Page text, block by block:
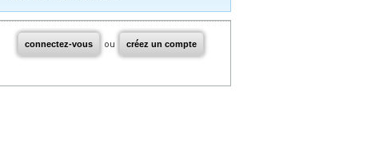
connectez-vous ou créez un compte